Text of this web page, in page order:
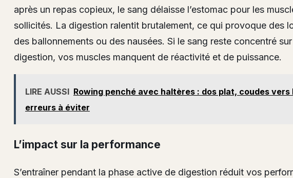
après un repas copieux, le sang délaisse l’estomac pour les
sollicités. La digestion ralentit brutalement, ce qui provoque des
des ballonnements ou des nausées. Si le sang reste concentré
digestion, vos muscles manquent de réactivité et de puissance.
LIRE AUSSI Rowing penché avec haltères : dos plat, coudes vers
erreurs à éviter
L’impact sur la performance
S’entraîner pendant la phase active de digestion réduit vos